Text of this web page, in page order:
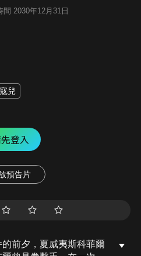
間 2030年12月31日
兒
登入
預告片
前夕，夏威夷斯科菲爾